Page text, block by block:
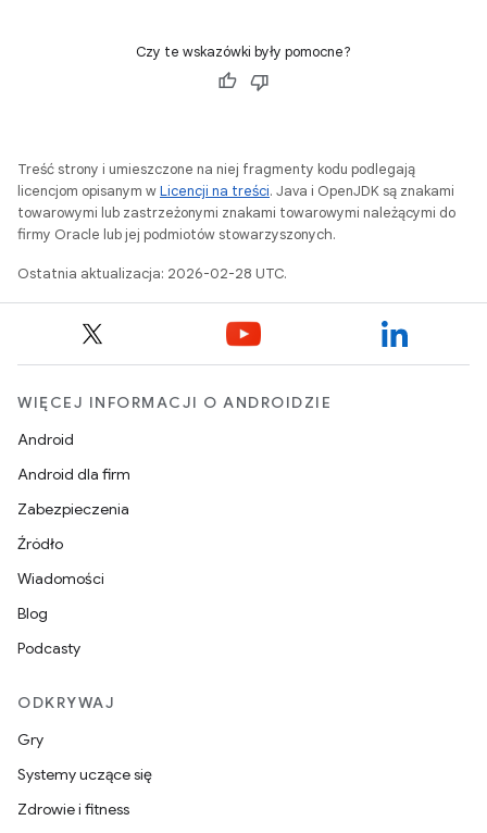
Czy te wskazówki były pomocne?
Treść strony i umieszczone na niej fragmenty kodu podlegają
licencjom opisanym wLicencji na treści. Java i OpenJDK są znakami
towarowymi lub zastrzeżonymi znakami towarowymi należącymi do
firmy Oracle lub jej podmiotów stowarzyszonych.
Ostatnia aktualizacja: 2026-02-28 UTC.
WIĘCEJ INFORMACJI O ANDROIDZIE
Android
Android dla firm
Zabezpieczenia
Źródło
Wiadomości
Blog
Podcasty
ODKRYWAJ
Gry
Systemy uczące się
Zdrowie i fitness